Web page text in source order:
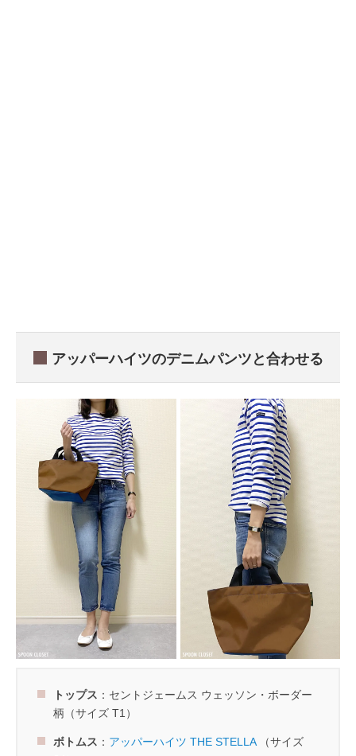
アッパーハイツのデニムパンツと合わせる
トップス ：セントジェームス ウェッソン・ボーダー
柄（サイズ T1）
ボトムス ： アッパーハイツ THE STELLA（サイズ